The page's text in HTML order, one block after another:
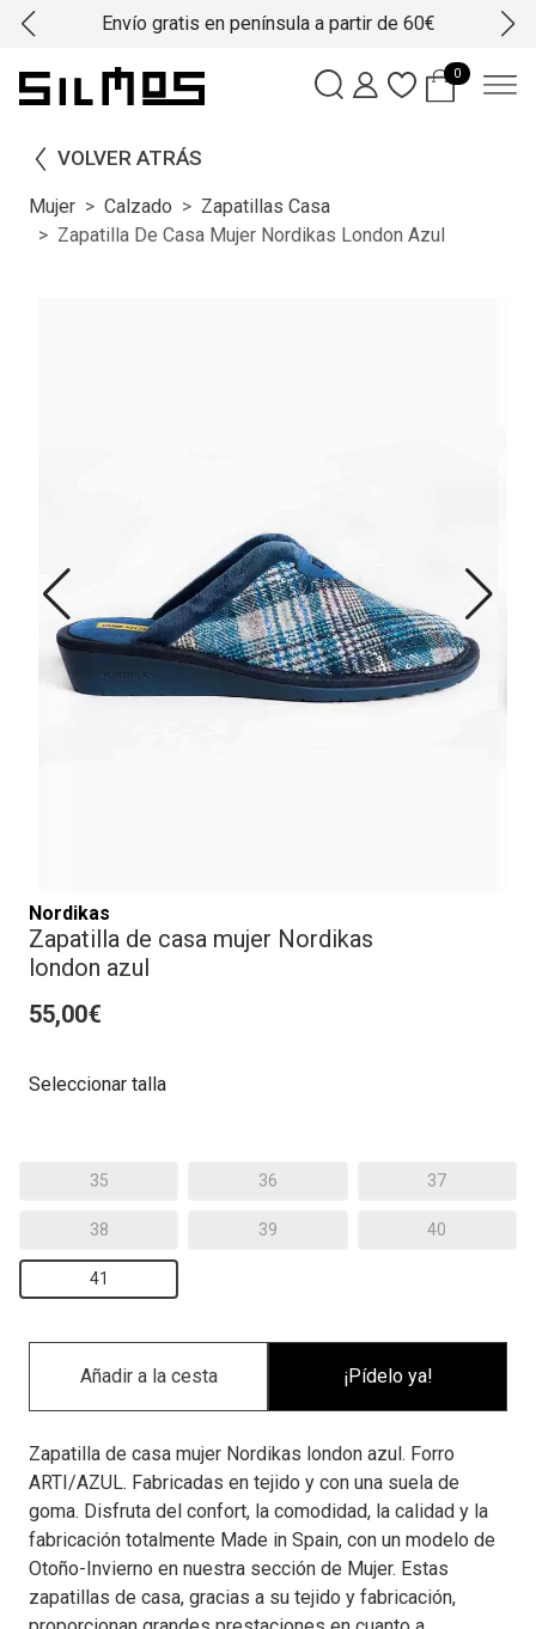
Envío gratis en península a partir de 60€
0
VOLVER ATRÁS
Mujer Calzado
Zapatillas Casa
Zapatilla De Casa Mujer Nordikas London Azul
Nordikas
Zapatilla de casa mujer Nordikas
london azul
55,00€
Seleccionar talla
35 36 37
38 39 40
41
¡Pídelo ya!
Zapatilla de casa mujer Nordikas london azul. Forro
ARTI/AZUL. Fabricadas en tejido y con una suela de
goma. Disfruta del confort, la comodidad, la calidad y la
fabricación totalmente Made in Spain, con un modelo de
Otoño-Invierno en nuestra sección de Mujer. Estas
zapatillas de casa, gracias a su tejido y fabricación,